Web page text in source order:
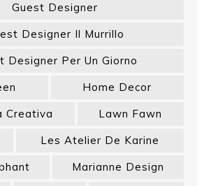
Guest Designer
Designer Il Murrillo
Designer Per Un Giorno
Home Decor
Creativa
Lawn Fawn
Les Atelier De Karine
Marianne Design